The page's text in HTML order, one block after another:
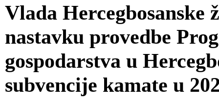
Vlada
nastavku provedbe
gospodarstva u
subvencije kamate u